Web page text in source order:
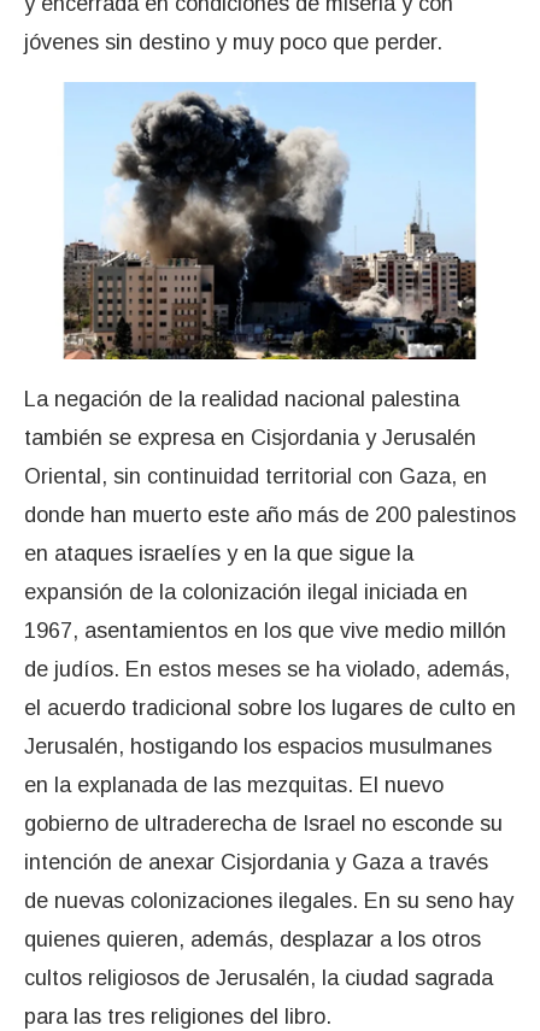
jóvenes sin destino y muy poco que perder.
La negación de la realidad nacional palestina
también se expresa en Cisjordania y Jerusalén
Oriental, sin continuidad territorial con Gaza, en
donde han muerto este año más de 200 palestinos
en ataques israelíes y en la que sigue la
expansión de la colonización ilegal iniciada en
1967, asentamientos en los que vive medio millón
de judíos. En estos meses se ha violado, además,
el acuerdo tradicional sobre los lugares de culto en
Jerusalén, hostigando los espacios musulmanes
en la explanada de las mezquitas. El nuevo
gobierno de ultraderecha de Israel no esconde su
intención de anexar Cisjordania y Gaza a través
de nuevas colonizaciones ilegales. En su seno hay
quienes quieren, además, desplazar a los otros
cultos religiosos de Jerusalén, la ciudad sagrada
para las tres religiones del libro.